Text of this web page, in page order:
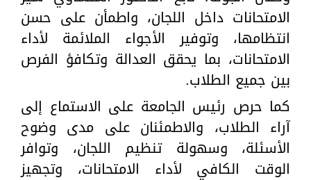
الامتحانات داخل اللجان، واطمأن على حسن
انتظامها، وتوفير الأجواء الملائمة لأداء
الامتحانات، بما يحقق العدالة وتكافؤ الفرص
بين جميع الطلاب.
كما حرص رئيس الجامعة على الاستماع إلى
آراء الطلاب، والاطمئنان على مدى وضوح
الأسئلة، وسهولة تنظيم اللجان، وتوافر
الوقت الكافي لأداء الامتحانات، وتجهيز